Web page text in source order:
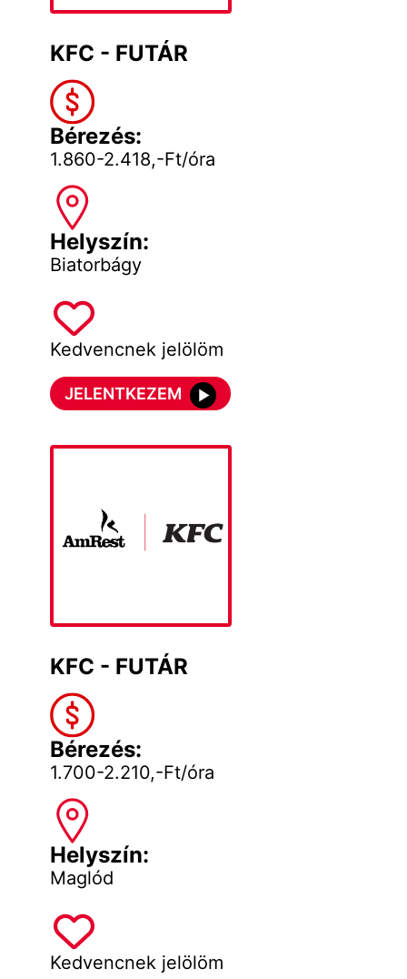
KFC - FUTÁR
Bérezés:
1.860-2.418,-Ft/óra
Helyszín:
Biatorbágy
Kedvencnek jelölöm
JELENTKEZEM
KFC - FUTÁR
Bérezés:
1.700-2.210,-Ft/óra
Helyszín:
Maglód
Kedvencnek jelölöm